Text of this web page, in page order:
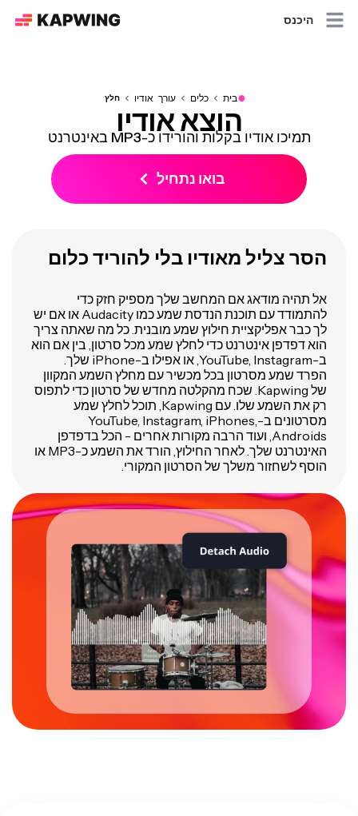
היכנס
●בית כלים עורך אודיו חלץ
הוצא אודיו
תמיכו אודיו בקלות והורידו כ-MP3 באינטרנט
בואו נתחיל
הסר צליל מאודיו בלי להוריד כלום
אל תהיה מודאג אם המחשב שלך מספיק חזק כדי
להתמודד עם תוכנת הנדסת שמע כמו Audacity או אם יש
לך כבר אפליקציית חילוץ שמע מובנית. כל מה שאתה צריך
הוא דפדפן אינטרנט כדי לחלץ שמע מכל סרטון, בין אם הוא
ב-YouTube, Instagram, או אפילו ב-iPhone שלך.
הפרד שמע מסרטון בכל מכשיר עם מחלץ השמע המקוון
של Kapwing. שכח מהקלטה מחדש של סרטון כדי לתפוס
רק את השמע שלו. עם Kapwing, תוכל לחלץ שמע
מסרטונים ב-YouTube, Instagram, iPhones,
Androids, ועוד הרבה מקורות אחרים - הכל בדפדפן
האינטרנט שלך. לאחר החילוץ, הורד את השמע כ-MP3 או
הוסף לשחזור משלך של הסרטון המקורי.